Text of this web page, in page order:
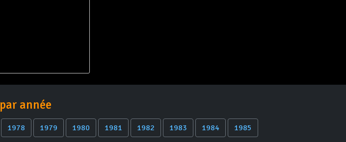
par année
1978 1979 1980 1981 1982 1983 1984 1985